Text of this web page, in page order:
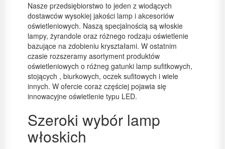
Nasze przedsiębiorstwo to jeden z wiodących
dostawców wysokiej jakości lamp i akcesoriów
oświetleniowych. Naszą specjalnością są włoskie
lampy, żyrandole oraz różnego rodzaju oświetlenie
bazujące na zdobieniu kryształami. W ostatnim
czasie rozszeramy asortyment produktów
oświetleniowych o różneg gatunki lamp sufitkowych,
stojących , biurkowych, oczek sufitowych i wiele
innych. W ofercie coraz częściej pojawia się
innowacyjne oświetlenie typu LED.
Szeroki wybór lamp
włoskich